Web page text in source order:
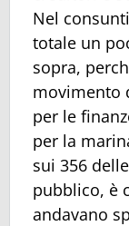
Nel
totale un
sopra,
movimento
per le
per la
sui 356
pubblico, è
andavano